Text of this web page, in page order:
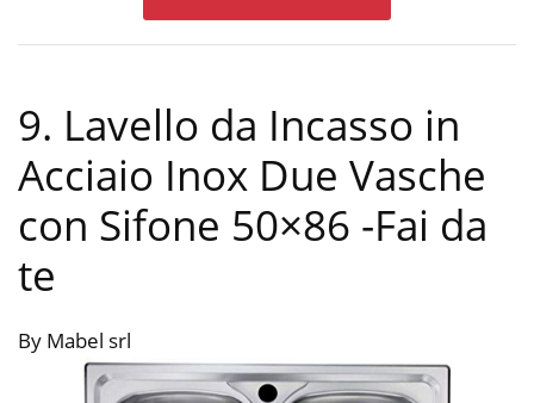
9. Lavello da Incasso in
Acciaio Inox Due Vasche
con Sifone 50×86 -Fai da
te
By Mabel srl